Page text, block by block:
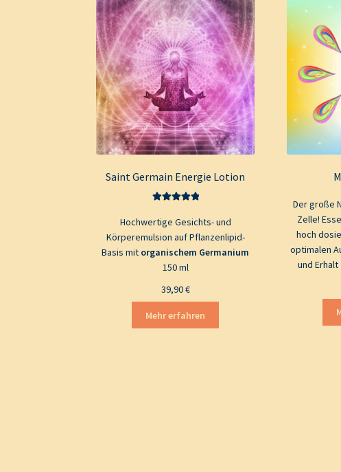
Saint Germain Energie Lotion
5.00 von 5
Hochwertige Gesichts- und
Körperemulsion auf Pflanzenlipid-
Basis mit organischem Germanium
150 ml
39,90€
Mehr erfahren
Der große
Zelle!
hoch
optimalen
und